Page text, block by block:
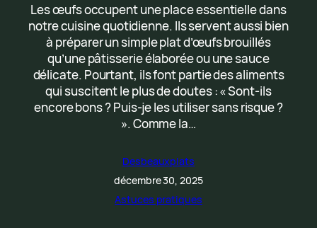
Les œufs occupent une place essentielle dans
notre cuisine quotidienne. Ils servent aussi bien
à préparer un simple plat d’œufs brouillés
qu’une pâtisserie élaborée ou une sauce
délicate. Pourtant, ils font partie des aliments
qui suscitent le plus de doutes : « Sont-ils
encore bons ? Puis-je les utiliser sans risque ?
». Comme la…
Desbeauxplats
décembre 30, 2025
Astuces pratiques